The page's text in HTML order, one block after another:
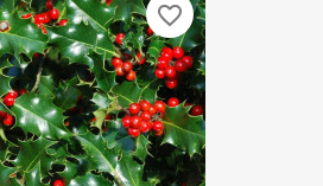
favorite_border